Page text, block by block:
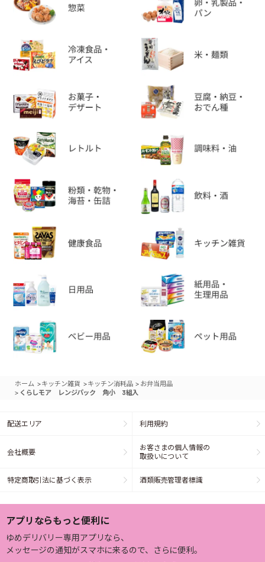
ホーム >キッチン雑貨 >キッチン消耗品 > お弁当用品
> くらしモア レンジパック 角小 3組入
配送エリア 利用規約
会社概要
お客さまの個人情報の
取扱いについて
特定商取引法に基づく表示 酒類販売管理者標識
アプリならもっと便利に
ゆめデリバリー専用アプリなら、
メッセージの通知がスマホに来るので、さらに便利。